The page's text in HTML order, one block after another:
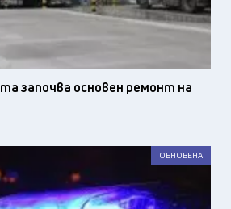
започва основен ремонт на
ОБНОВЕНА